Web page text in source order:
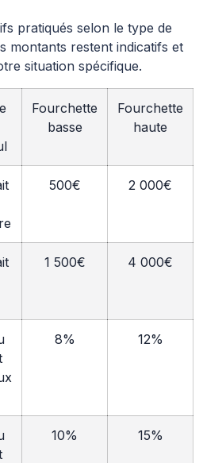
pratiqués selon le type de
montants restent indicatifs et
situation spécifique.
Fourchette
basse
Fourchette
haute
500€ 2 000€
1 500€ 4 000€
8% 12%
10% 15%